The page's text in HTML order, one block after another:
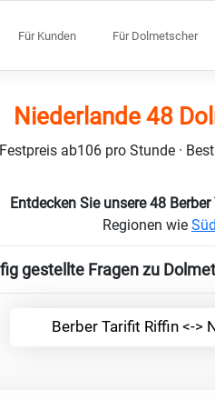
Für Kunden Für Dolmetscher
Niederlande 48
Festpreis ab106 pro Stunde ·
Entdecken Sie unsere 48
Regionen wie
gestellte Fragen zu
Berber Tarifit Riffin <->